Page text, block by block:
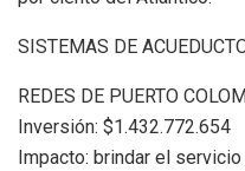
SISTEMAS DE
REDES DE PUERTO
Inversión: $1.432.772.654
Impacto: brindar el